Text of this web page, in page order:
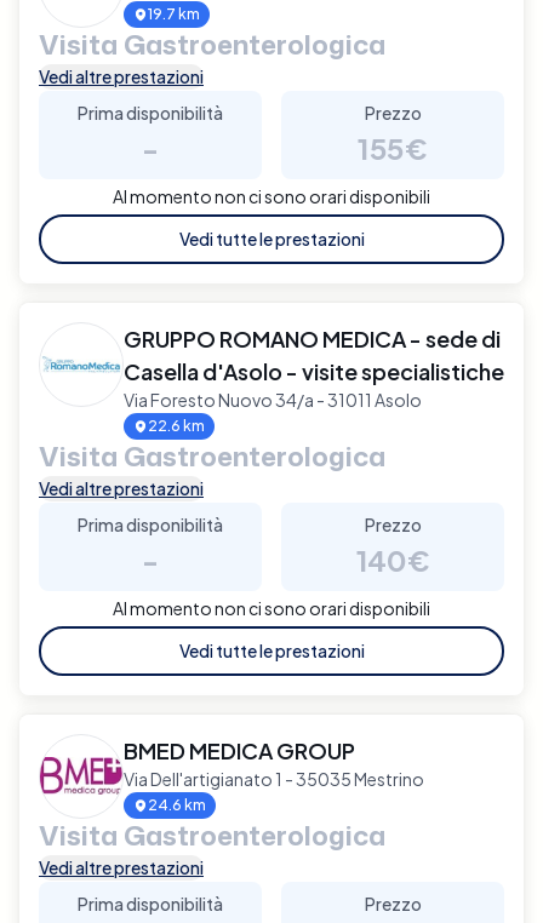
19.7 km
Visita Gastroenterologica
Vedi altre prestazioni
Prima disponibilità
-
Prezzo
155€
Al momento non ci sono orari disponibili
Vedi tutte le prestazioni
GRUPPO ROMANO MEDICA - sede di
Casella d'Asolo - visite specialistiche
Via Foresto Nuovo 34/a - 31011 Asolo
22.6 km
Visita Gastroenterologica
Vedi altre prestazioni
Prima disponibilità
-
Prezzo
140€
Al momento non ci sono orari disponibili
Vedi tutte le prestazioni
BMED MEDICA GROUP
Via Dell'artigianato 1 - 35035 Mestrino
24.6 km
Visita Gastroenterologica
Vedi altre prestazioni
Prima disponibilità
Prezzo